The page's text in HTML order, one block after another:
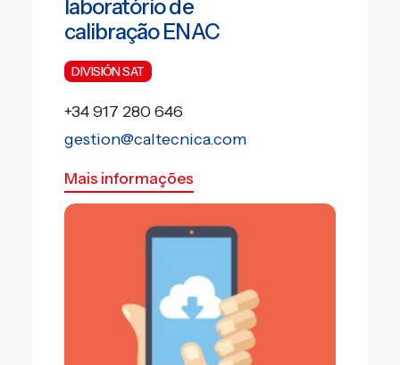
EN
laboratório de
calibração ENAC
DIVISIÓN SAT
+34 917 280 646
gestion@caltecnica.com
Mais informações